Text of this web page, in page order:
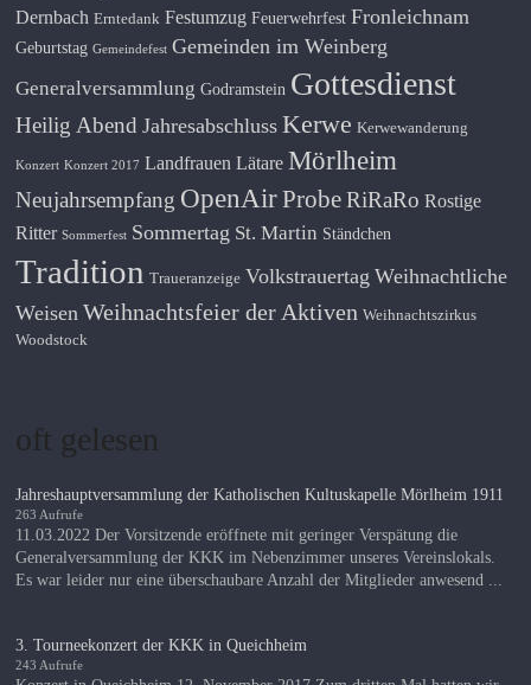
Dernbach Erntedank Festumzug Feuerwehrfest Fronleichnam
Geburtstag Gemeindefest Gemeinden im Weinberg
Generalversammlung Godramstein Gottesdienst
Heilig Abend Jahresabschluss Kerwe Kerwewanderung
Konzert Konzert 2017 Landfrauen Lätare Mörlheim
Neujahrsempfang OpenAirProbe RiRaRo Rostige
Ritter Sommerfest Sommertag St. Martin Ständchen
Tradition Traueranzeige Volkstrauertag Weihnachtliche
Weisen Weihnachtsfeier der Aktiven Weihnachtszirkus
Woodstock
oft gelesen
Jahreshauptversammlung der Katholischen Kultuskapelle Mörlheim 1911
263 Aufrufe
11.03.2022 Der Vorsitzende eröffnete mit geringer Verspätung die
Generalversammlung der KKK im Nebenzimmer unseres Vereinslokals.
Es war leider nur eine überschaubare Anzahl der Mitglieder anwesend ...
3. Tourneekonzert der KKK in Queichheim
243 Aufrufe